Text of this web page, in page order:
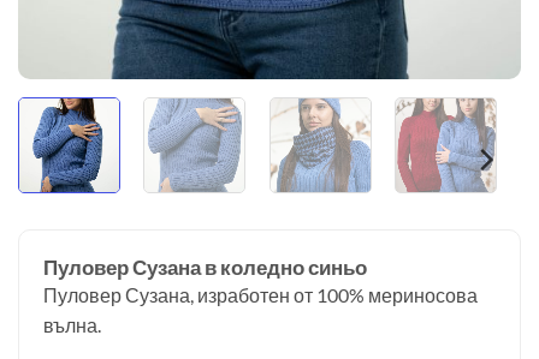
Пуловер Сузана в коледно синьо
Пуловер Сузана, изработен от 100% мериносова
вълна.